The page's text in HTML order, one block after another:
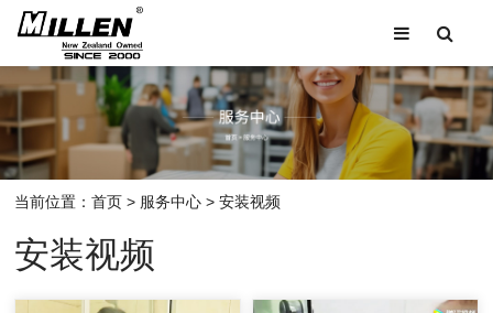
当前位置：首页 > 服务中心 >安装视频
安装视频